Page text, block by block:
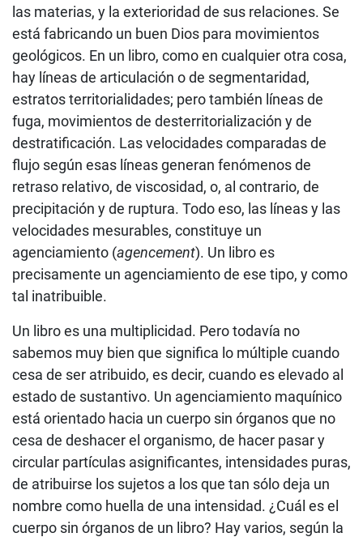
las materias, y la exterioridad de sus relaciones. Se
está fabricando un buen Dios para movimientos
geológicos. En un libro, como en cualquier otra cosa,
hay líneas de articulación o de segmentaridad,
estratos territorialidades; pero también líneas de
fuga, movimientos de desterritorialización y de
destratificación. Las velocidades comparadas de
flujo según esas líneas generan fenómenos de
retraso relativo, de viscosidad, o, al contrario, de
precipitación y de ruptura. Todo eso, las líneas y las
velocidades mesurables, constituye un
agenciamiento (agencement). Un libro es
precisamente un agenciamiento de ese tipo, y como
tal inatribuible.
Un libro es una multiplicidad. Pero todavía no
sabemos muy bien que significa lo múltiple cuando
cesa de ser atribuido, es decir, cuando es elevado al
estado de sustantivo. Un agenciamiento maquínico
está orientado hacia un cuerpo sin órganos que no
cesa de deshacer el organismo, de hacer pasar y
circular partículas asignificantes, intensidades puras,
de atribuirse los sujetos a los que tan sólo deja un
nombre como huella de una intensidad. ¿Cuál es el
cuerpo sin órganos de un libro? Hay varios, según la